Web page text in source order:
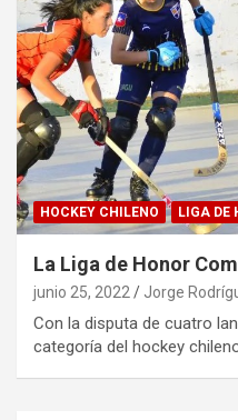
HOCKEY CHILENO LIGA DE
La Liga de Honor
junio 25, 2022 Jorge
Con la disputa de cuatro
categoría del hockey